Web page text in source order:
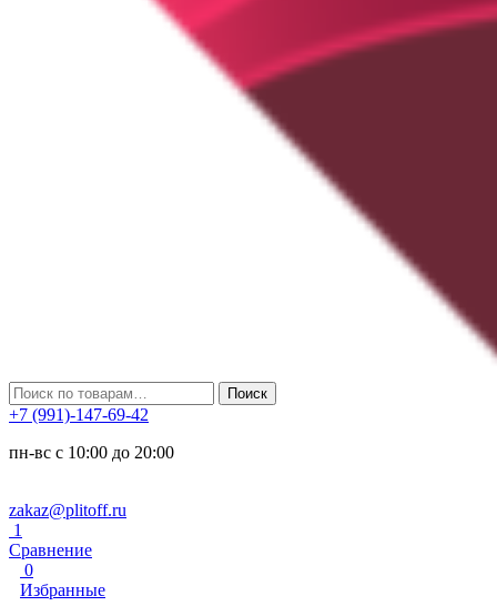
Искать: Поиск
+7 (991)-147-69-42
пн-вс с 10:00 до 20:00
zakaz@plitoff.ru
1
Сравнение
0
Избранные